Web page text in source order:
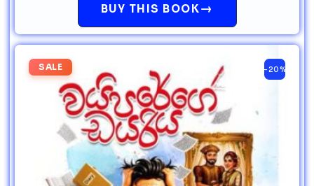
BUY THIS BOOK→
SALE -20%